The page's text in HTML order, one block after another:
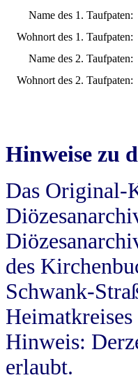
Name des 1. Taufpaten:
Wohnort des 1. Taufpaten:
Name des 2. Taufpaten:
Wohnort des 2. Taufpaten:
Hinweise zu
Das Original-
des
Schwank-
Hinweis:
erlaubt.